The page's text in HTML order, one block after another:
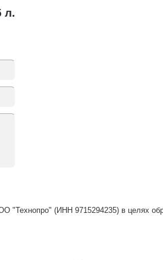
л.
(ИНН 9715294235) в целях